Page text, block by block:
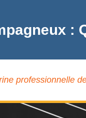
:
professionnelle